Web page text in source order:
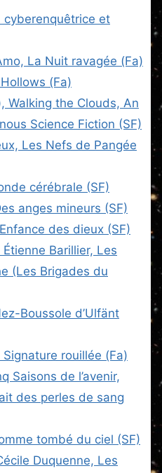
cyberenquêtrice et
La Nuit ravagée (Fa)
(Fa)
Walking the Clouds, An
Science Fiction (SF)
Les Nefs de Pangée
cérébrale (SF)
anges mineurs (SF)
des dieux (SF)
Barillier, Les
(Les Brigades du
Boussole d’Ulfänt
rouillée (Fa)
Saisons de l’avenir,
des perles de sang
tombé du ciel (SF)
Duquenne, Les